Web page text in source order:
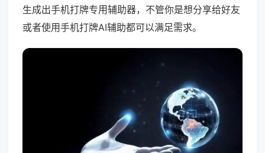
生成出手机打牌专用辅助器，不管你是想分享给好友
或者使用手机打牌AI辅助都可以满足需求。